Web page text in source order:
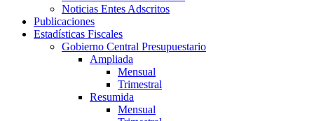
Noticias Entes Adscritos
Publicaciones
Estadísticas Fiscales
Gobierno Central Presupuestario
Ampliada
Mensual
Trimestral
Resumida
Mensual